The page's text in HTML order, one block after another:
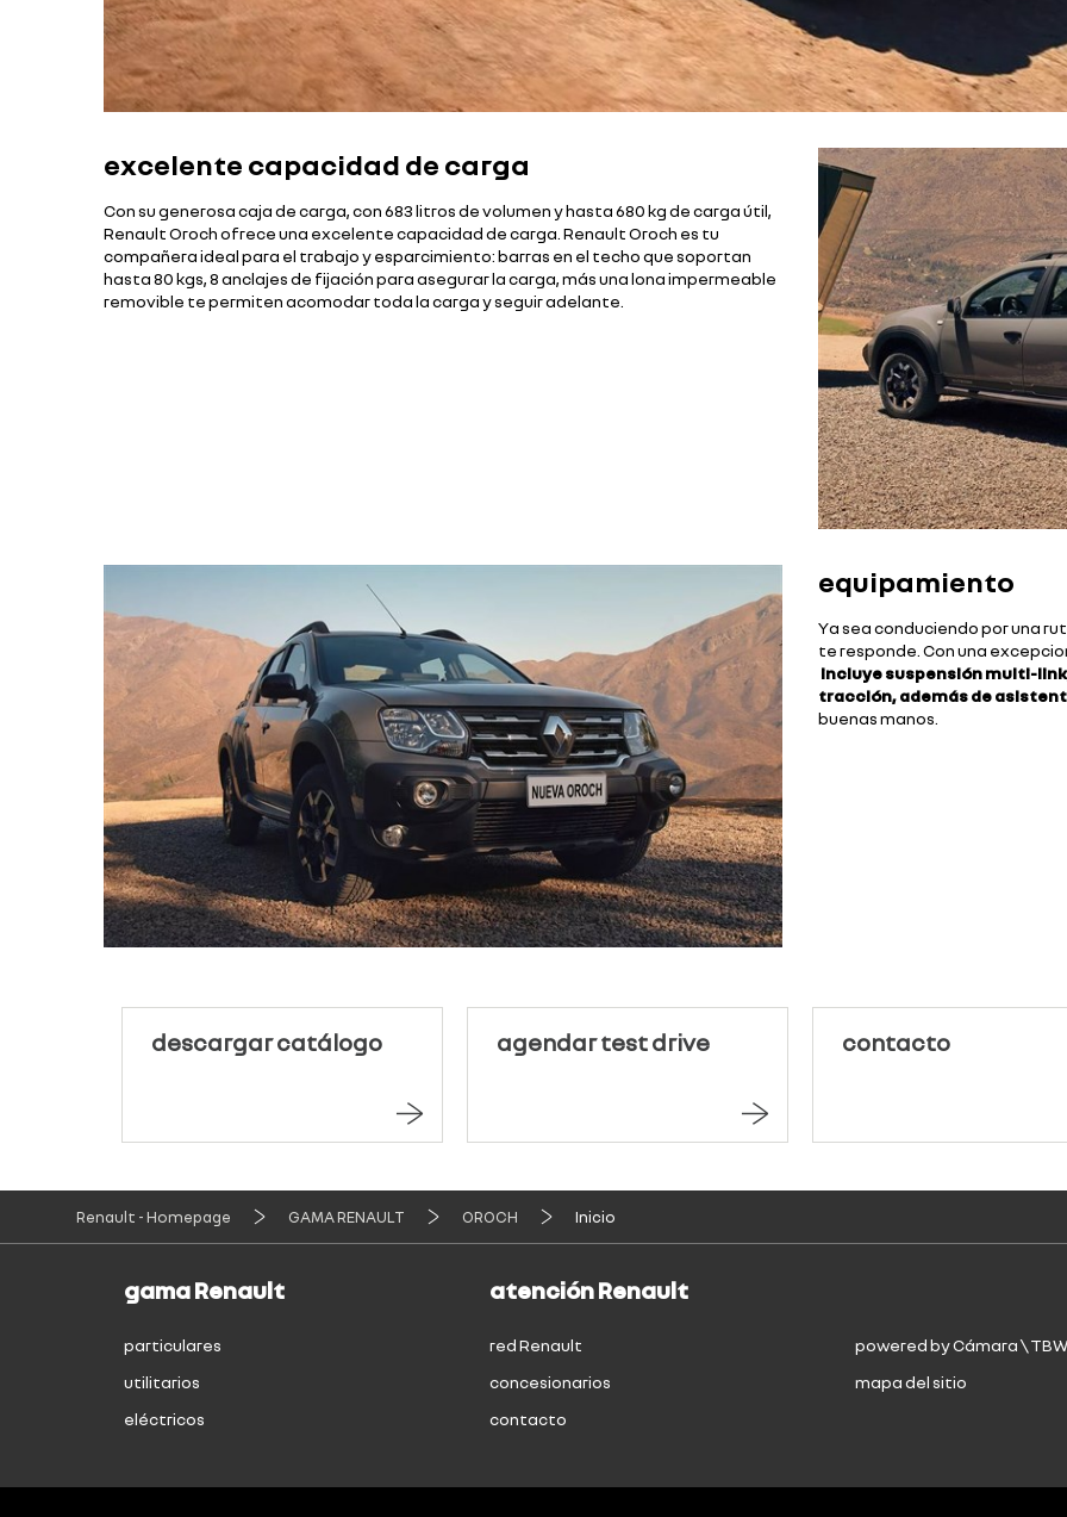
excelente capacidad de carga
Con su generosa caja de carga, con 683 litros de volumen y hasta 680 kg de carga útil,
Renault Oroch ofrece una excelente capacidad de carga. Renault Oroch es tu
compañera ideal para el trabajo y esparcimiento: barras en el techo que soportan
hasta 80 kgs, 8 anclajes de fijación para asegurar la carga, más una lona impermeable
removible te permiten acomodar toda la carga y seguir adelante.
equipamiento
Ya sea conduciendo por una
te responde. Con una
incluye suspensión multi-
tracción, además de
buenas manos.
descargar catálogo agendar test drive contacto